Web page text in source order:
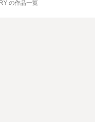
の作品一覧